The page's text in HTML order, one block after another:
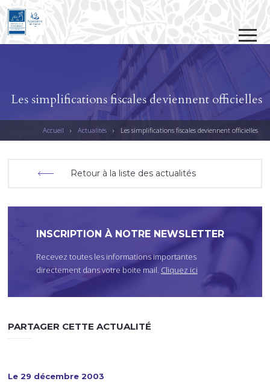
Les simplifications fiscales deviennent officielles
Accueil › Actualités › Les simplifications fiscales deviennent officielles
Retour à la liste des actualités
INSCRIPTION À NOTRE NEWSLETTER
Recevez toutes les informations importantes
directement dans votre boite mail. Cliquez ici
PARTAGER CETTE ACTUALITÉ
Le 29 décembre 2003